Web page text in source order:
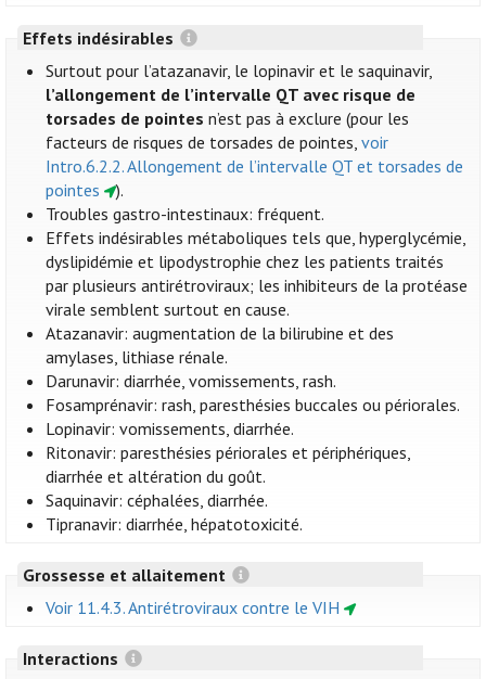
Effets indésirables
Surtout pour l’atazanavir, le lopinavir et le saquinavir,
l’allongement de l’intervalle QT avec risque de
torsades de pointes n’est pas à exclure (pour les
facteurs de risques de torsades de pointes,voir
Intro.6.2.2. Allongement de l’intervalle QT et torsades de
pointes
).
Troubles gastro-intestinaux: fréquent.
Effets indésirables métaboliques tels que, hyperglycémie,
dyslipidémie et lipodystrophie chez les patients traités
par plusieurs antirétroviraux; les inhibiteurs de la protéase
virale semblent surtout en cause.
Atazanavir: augmentation de la bilirubine et des
amylases, lithiase rénale.
Darunavir: diarrhée, vomissements, rash.
Fosamprénavir: rash, paresthésies buccales ou périorales.
Lopinavir: vomissements, diarrhée.
Ritonavir: paresthésies périorales et périphériques,
diarrhée et altération du goût.
Saquinavir: céphalées, diarrhée.
Tipranavir: diarrhée, hépatotoxicité.
Grossesse et allaitement
Voir 11.4.3. Antirétroviraux contre le VIH
Interactions